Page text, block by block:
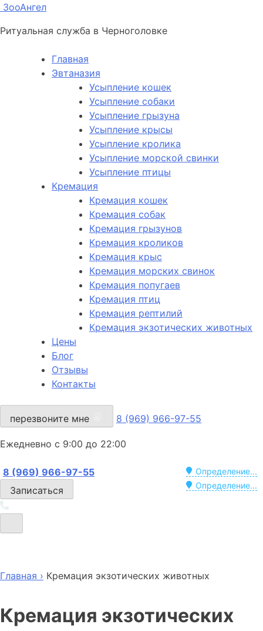
ЗооАнгел
Ритуальная служба в Черноголовке
Главная
Эвтаназия
Усыпление кошек
Усыпление собаки
Усыпление грызуна
Усыпление крысы
Усыпление кролика
Усыпление морской свинки
Усыпление птицы
Кремация
Кремация кошек
Кремация собак
Кремация грызунов
Кремация кроликов
Кремация крыс
Кремация морских свинок
Кремация попугаев
Кремация птиц
Кремация рептилий
Кремация экзотических животных
Цены
Блог
Отзывы
Контакты
перезвоните мне 8 (969) 966-97-55
Ежедневно с 9:00 до 22:00
Определение...
8 (969) 966-97-55
Определение...
Записаться
Главная › Кремация экзотических животных
Кремация экзотических